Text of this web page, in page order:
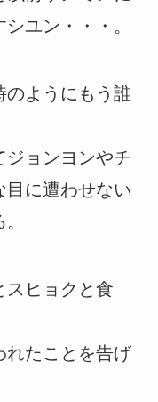
ユン・・・。
のようにもう誰
ジョンヨンやチ
目に遭わせない
スヒョクと食
れたことを告げ